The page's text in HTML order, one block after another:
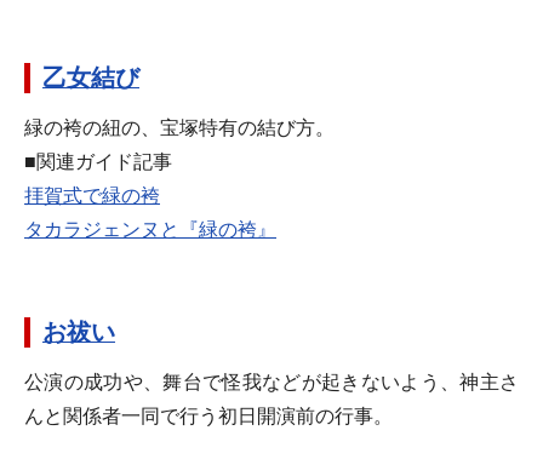
乙女結び
緑の袴の紐の、宝塚特有の結び方。
■関連ガイド記事
拝賀式で緑の袴
タカラジェンヌと『緑の袴』
お祓い
公演の成功や、舞台で怪我などが起きないよう、神主さ
んと関係者一同で行う初日開演前の行事。